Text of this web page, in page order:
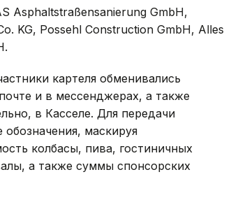
Asphaltstraßensanierung GmbH,
KG, Possehl Construction GmbH, Alles
картеля обменивались
и в мессенджерах, а также
в Касселе. Для передачи
маскируя
колбасы, пива, гостиничных
а также суммы спонсорских